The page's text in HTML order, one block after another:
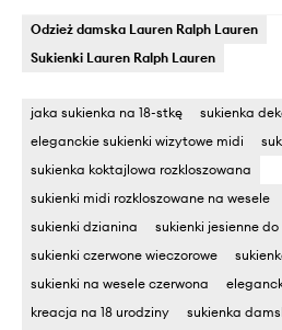
Odzież damska Lauren Ralph Lauren
Sukienki Lauren Ralph Lauren
jaka sukienka na 18-stkę
sukienka
eleganckie sukienki wizytowe midi
sukienka koktajlowa rozkloszowana
sukienki midi rozkloszowane na wesele
sukienki dzianina
sukienki jesienne
sukienki czerwone wieczorowe
sukienki na wesele czerwona
kreacja na 18 urodziny
sukienka